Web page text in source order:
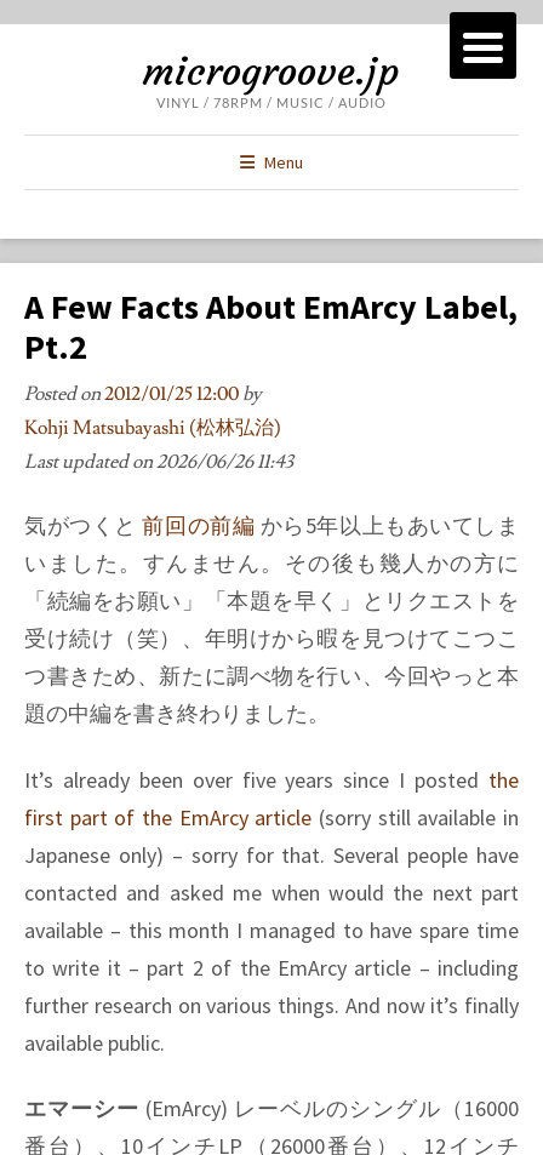
microgroove.jp
VINYL / 78RPM / MUSIC / AUDIO
Menu
A Few Facts About EmArcy Label,
Pt.2
Posted on2012/01/25 12:00 by
Kohji Matsubayashi (松林弘治)
Last updated on2026/06/26 11:43
気がつくと前回の前編 から5年以上もあいてしま
いました。すんません。その後も幾人かの方に
「続編をお願い」「本題を早く」とリクエストを
受け続け（笑）、年明けから暇を見つけてこつこ
つ書きため、新たに調べ物を行い、今回やっと本
題の中編を書き終わりました。
It’s already been over five years since I posted the
first part of the EmArcy article (sorry still available in
Japanese only) – sorry for that. Several people have
contacted and asked me when would the next part
available – this month I managed to have spare time
to write it – part 2 of the EmArcy article – including
further research on various things. And now it’s finally
available public.
エマーシー (EmArcy) レーベルのシングル（16000
番台）、10インチLP（26000番台）、12インチ